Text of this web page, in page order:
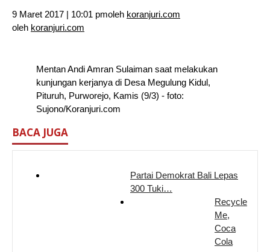
9 Maret 2017 | 10:01 pmoleh koranjuri.com
oleh koranjuri.com
Mentan Andi Amran Sulaiman saat melakukan
kunjungan kerjanya di Desa Megulung Kidul,
Pituruh, Purworejo, Kamis (9/3) - foto:
Sujono/Koranjuri.com
BACA JUGA
Partai Demokrat Bali Lepas
300 Tuki…
Recycle
Me,
Coca
Cola